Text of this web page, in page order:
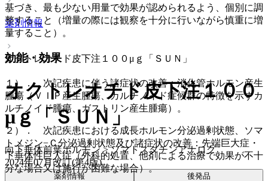
基づき、最も少ない用量で効果が認められるよう、個別に調
整すること（増量の際には観察を十分に行いながら慎重に増
量すること）。
効能・効果
１）． 次記疾患に伴う諸症状の改善：消化管ホルモン産生
腫瘍（ＶＩＰ産生腫瘍、カルチノイド症候群の特徴を示すカ
ルチノイド腫瘍、ガストリン産生腫瘍）。
２）． 次記疾患における成長ホルモン分泌過剰状態、ソマ
トメジン−Ｃ分泌過剰状態及び諸症状の改善：先端巨大症・
下垂体性巨人症（外科的処置、他剤による治療で効果が不十
分な場合又は施行が困難な場合）。
薬剤情報
オクトレオチド皮下注１００μｇ「ＳＵＮ」
オクトレオチド皮下注１００
μｇ「ＳＵＮ」
向下垂体前葉ホルモン > ソマトスタチンアナログ
2024年07月改訂(第4版)
薬剤情報 後発品